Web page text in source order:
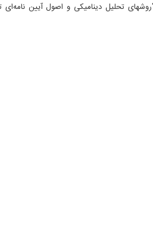
تحلیل دینامیکی و اصول آیین نامه‌ای